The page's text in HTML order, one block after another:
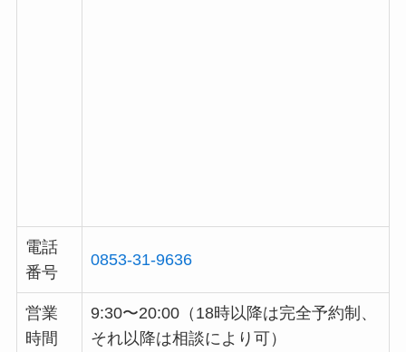
電話
番号
0853-31-9636
営業
時間
9:30〜20:00（18時以降は完全予約制、
それ以降は相談により可）